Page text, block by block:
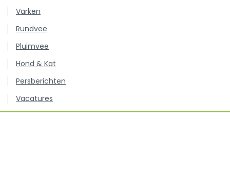
Varken
Rundvee
Pluimvee
Hond & Kat
Persberichten
Vacatures